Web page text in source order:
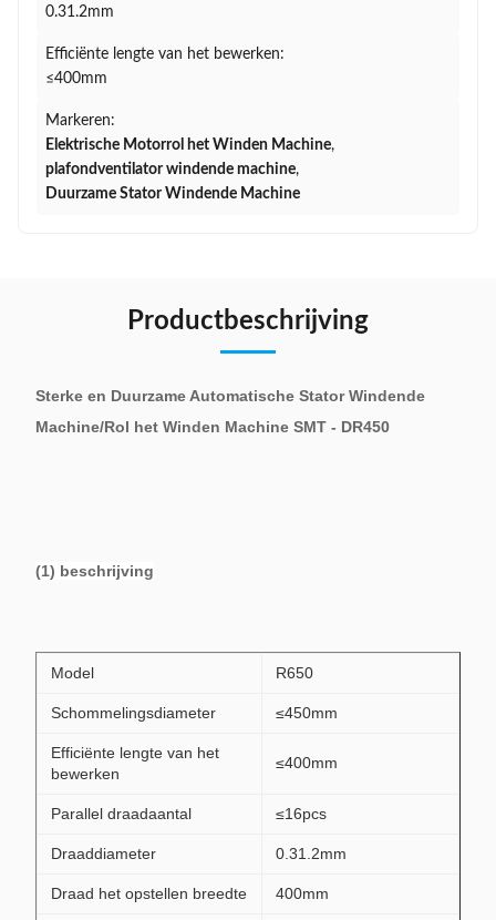
0.31.2mm
Efficiënte lengte van het bewerken:
≤400mm
Markeren:
Elektrische Motorrol het Winden Machine,
plafondventilator windende machine,
Duurzame Stator Windende Machine
Productbeschrijving
Sterke en Duurzame Automatische Stator Windende
Machine/Rol het Winden Machine SMT - DR450
(1) beschrijving
Model R650
Schommelingsdiameter ≤450mm
Efficiënte lengte van het
bewerken
≤400mm
Parallel draadaantal ≤16pcs
Draaddiameter 0.31.2mm
Draad het opstellen breedte 400mm